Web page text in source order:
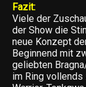
Fazit:
Viele der
der Show die
neue Konzept
Beginnend mit
geliebten
im Ring vollends